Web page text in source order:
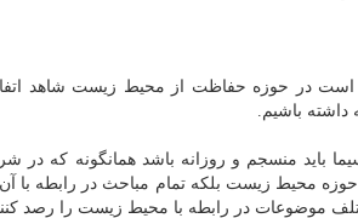
است در حوزه حفاظت از محیط زیست شاهد
داشته باشیم.
باید منسجم و روزانه باشد همانگونه که در
محیط زیست بلکه تمام مباحث در رابطه با آن
موضوعات در رابطه با محیط زیست را رصد